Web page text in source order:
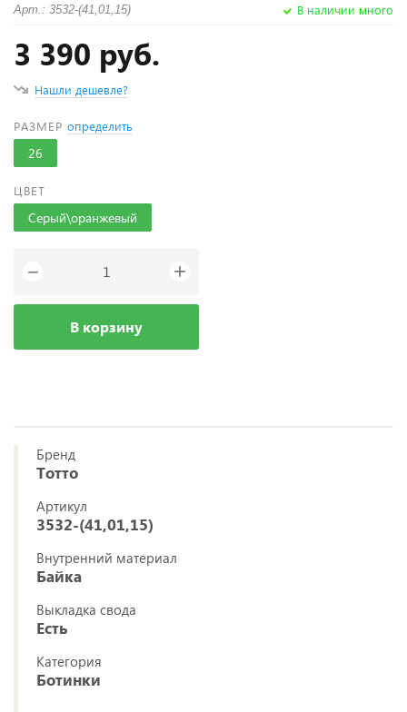
Арт.: 3532-(41,01,15) В наличии много
3 390 руб.
Нашли дешевле?
РАЗМЕР определить
26
ЦВЕТ
Серый\оранжевый
− +
В корзину
Бренд
Тотто
Артикул
3532-(41,01,15)
Внутренний материал
Байка
Выкладка свода
Есть
Категория
Ботинки